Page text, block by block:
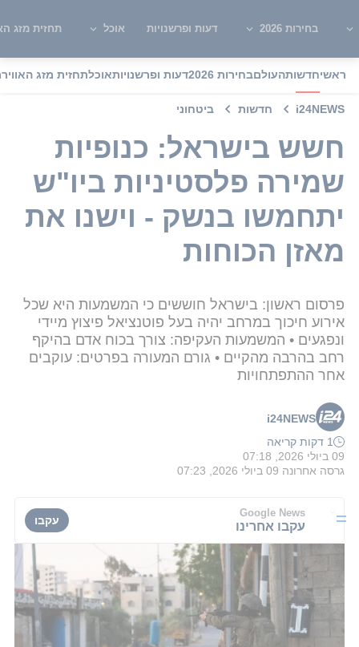
בחירות 2026 דעות ופרשנויות אוכל תחזית מזג
ראשיחדשותהעולםבחירות 2026 דעות ופרשנויותאוכלתחזית מזג האוויר
i24NEWS חדשות ביטחוני
חשש בישראל: כנופיות
שמירה פלסטיניות ביו"ש
יתחמשו בנשק - וישנו את
מאזן הכוחות
פרסום ראשון: בישראל חוששים כי המשמעות היא שכל
אירוע חיכוך במרחב יהיה בעל פוטנציאל פיצוץ מיידי
ונפגעים • המשמעות העקיפה: צורך בכוח אדם בהיקף
רחב בהרבה מהקיים • גורם המעורה בפרטים: עוקבים
אחר ההתפתחויות
i24NEWS
1 דקות קריאה
09 ביולי 2026, 07:18
גרסה אחרונה 09 ביולי 2026, 07:23
Google News
עקבו אחרינו עקבו